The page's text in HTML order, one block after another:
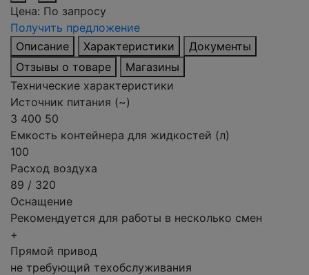
Цена: По запросу
Получить предложение
Описание
Характеристики
Документы
Отзывы о товаре
Магазины
Технические характеристики
Источник питания (~)
3 400 50
Емкость контейнера для жидкостей (л)
100
Расход воздуха
89 / 320
Оснащение
Рекомендуется для работы в несколько смен
+
Прямой привод
не требующий техобслуживания